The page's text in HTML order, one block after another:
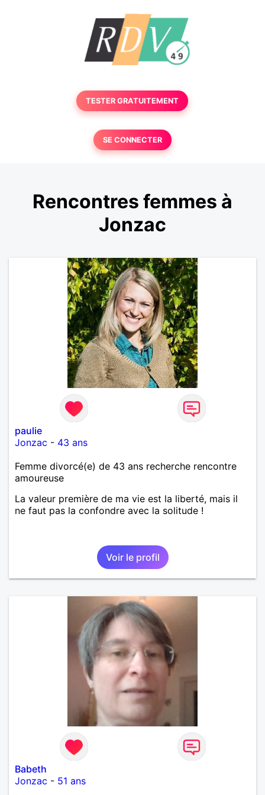
TESTER GRATUITEMENT
SE CONNECTER
Rencontres femmes à
Jonzac
paulie
Jonzac - 43 ans
Femme divorcé(e) de 43 ans recherche rencontre
amoureuse
La valeur première de ma vie est la liberté, mais il
ne faut pas la confondre avec la solitude !
Voir le profil
Babeth
Jonzac - 51 ans